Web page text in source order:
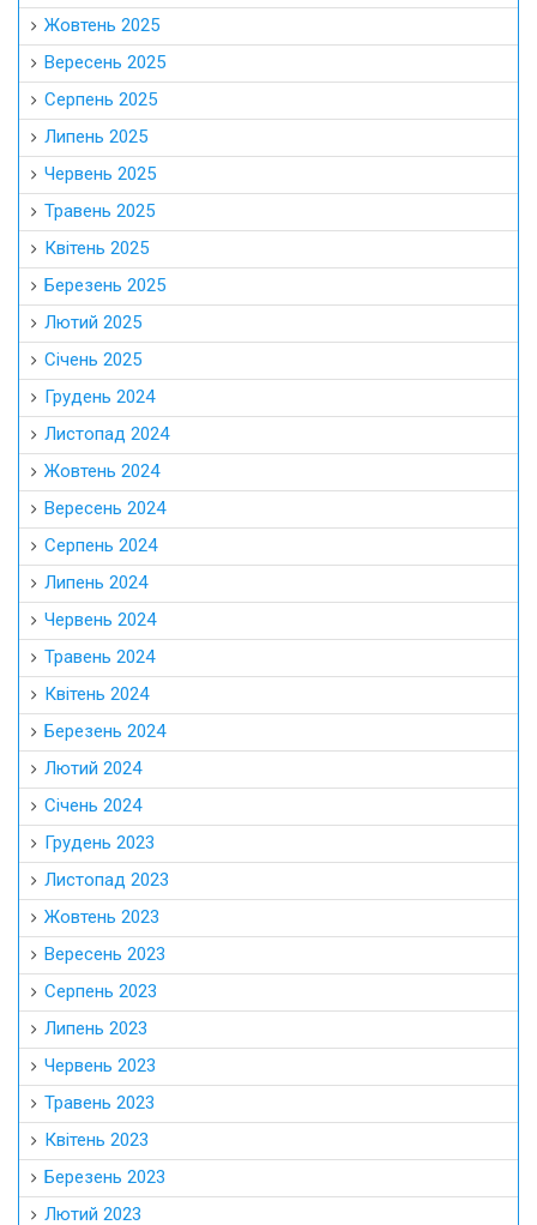
Жовтень 2025
Вересень 2025
Серпень 2025
Липень 2025
Червень 2025
Травень 2025
Квітень 2025
Березень 2025
Лютий 2025
Січень 2025
Грудень 2024
Листопад 2024
Жовтень 2024
Вересень 2024
Серпень 2024
Липень 2024
Червень 2024
Травень 2024
Квітень 2024
Березень 2024
Лютий 2024
Січень 2024
Грудень 2023
Листопад 2023
Жовтень 2023
Вересень 2023
Серпень 2023
Липень 2023
Червень 2023
Травень 2023
Квітень 2023
Березень 2023
Лютий 2023